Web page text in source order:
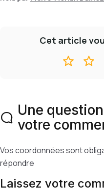
Cet article
Une
votre
Vos coordonnées sont
répondre
Laissez votre